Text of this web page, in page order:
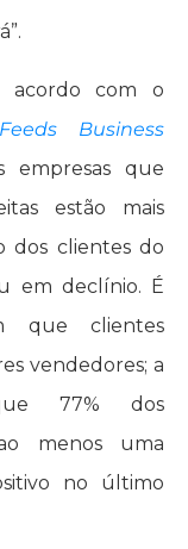
acordo com o
Business
empresas que
estão mais
dos clientes do
em declínio. É
que clientes
vendedores; a
77% dos
menos uma
no último